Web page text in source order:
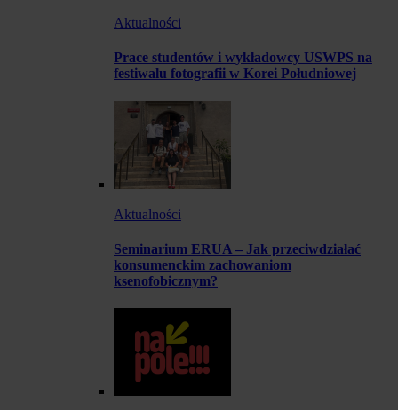
Aktualności
Prace studentów i wykładowcy USWPS na
festiwalu fotografii w Korei Południowej
Aktualności
Seminarium ERUA – Jak przeciwdziałać
konsumenckim zachowaniom
ksenofobicznym?